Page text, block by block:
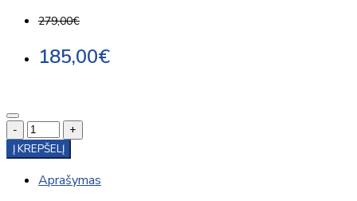
279,00€
185,00€
-
+
Į KREPŠELĮ
Aprašymas